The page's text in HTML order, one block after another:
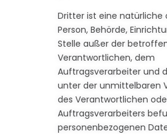
Dritter ist eine natürliche
Person, Behörde,
Stelle außer der
Verantwortlichen, dem
Auftragsverarbeiter und
unter der unmittelbaren
des Verantwortlichen
Auftragsverarbeiters
personenbezogenen